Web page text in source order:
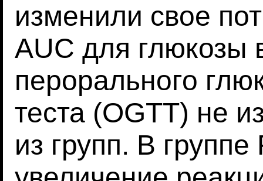
изменили свое
AUC для глюкозы
перорального
теста (OGTT) не
из групп. В